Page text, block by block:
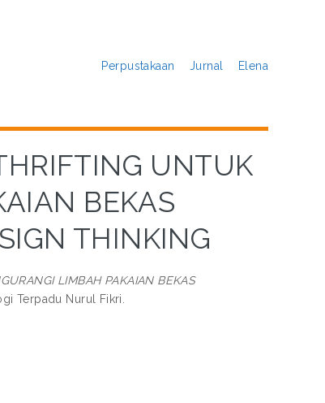
Perpustakaan Jurnal Elena
UNTUK
BEKAS
THINKING
LIMBAH PAKAIAN BEKAS
Terpadu Nurul Fikri.